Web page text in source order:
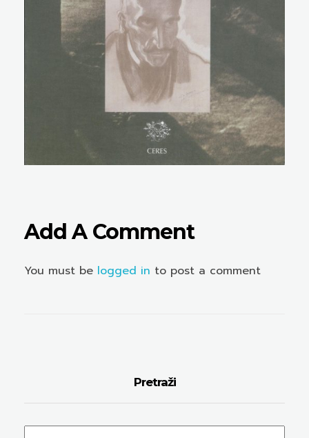
Add A Comment
You must be logged in to post a comment
Pretraži